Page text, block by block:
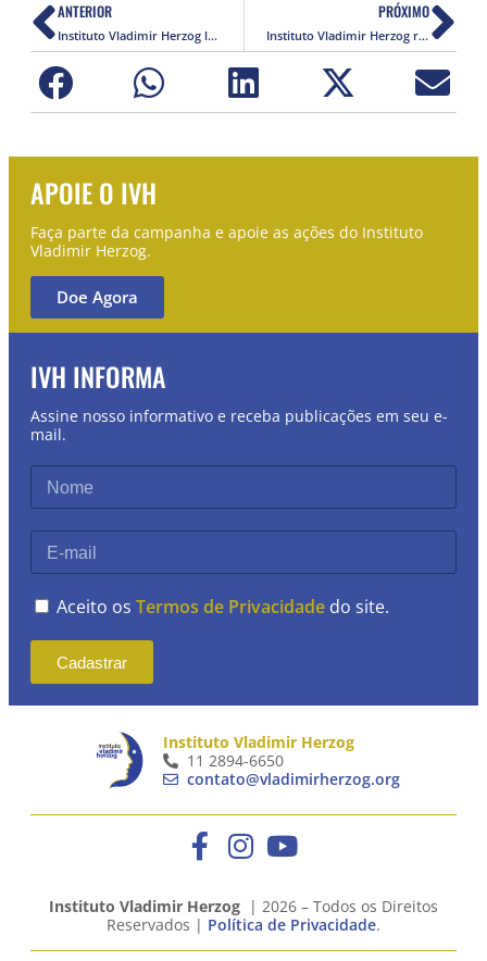
ANTERIOR
Instituto Vladimir Herzog lamenta o assassinato do jornalista Leonardo Pinheiro
PRÓXIMO
Instituto Vladimir Herzog repudia ataques de Bolsonaro a Bianca Santana
APOIE O IVH
Faça parte da campanha e apoie as ações do Instituto
Vladimir Herzog.
Doe Agora
IVH INFORMA
Assine nosso informativo e receba publicações em seu e-
mail.
Aceito os Termos de Privacidade do site.
Cadastrar
Instituto Vladimir Herzog
11 2894-6650
contato@vladimirherzog.org
Instituto Vladimir Herzog | 2026 – Todos os Direitos
Reservados | Política de Privacidade.